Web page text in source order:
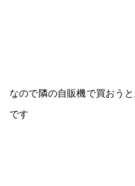
なので隣の自販機で買おう
です